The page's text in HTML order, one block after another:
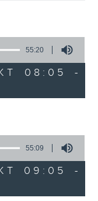
55:20
08:05 -
55:09
09:05 -